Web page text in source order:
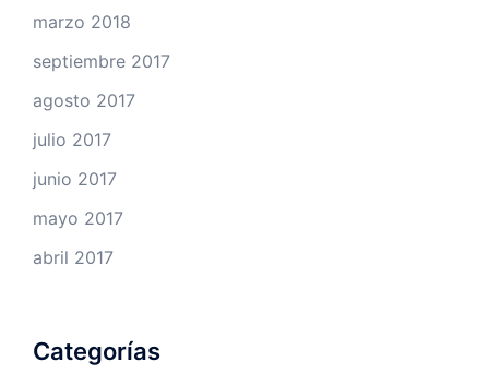
marzo 2018
septiembre 2017
agosto 2017
julio 2017
junio 2017
mayo 2017
abril 2017
Categorías